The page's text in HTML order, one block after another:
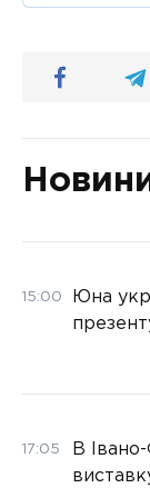
15:00
Юна
17:05
В